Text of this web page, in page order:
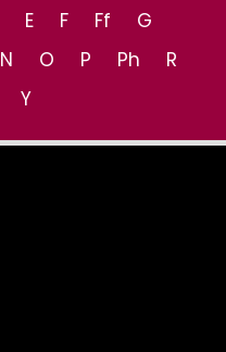
E F Ff
G
N O P Ph
R
Y